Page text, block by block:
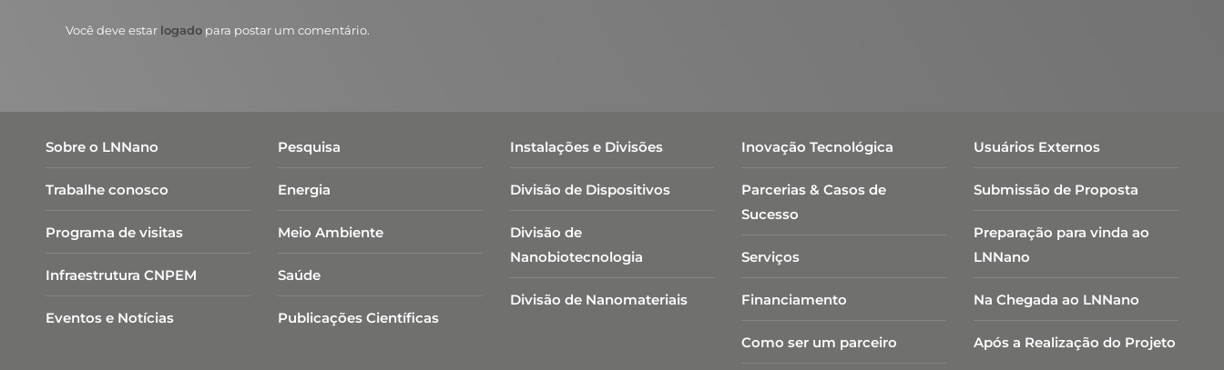
Você deve estar logado para postar um comentário.
Sobre o LNNano
Trabalhe conosco
Programa de visitas
Infraestrutura CNPEM
Eventos e Notícias
Pesquisa
Energia
Meio Ambiente
Saúde
Publicações Científicas
Instalações e Divisões
Divisão de Dispositivos
Divisão de
Nanobiotecnologia​
Divisão de Nanomateriais
Inovação Tecnológica
Parcerias & Casos de
Sucesso
Serviços
Financiamento
Como ser um parceiro
Usuários Externos
Submissão de Proposta
Preparação para vinda ao
LNNano
Na Chegada ao LNNano
Após a Realização do Projeto